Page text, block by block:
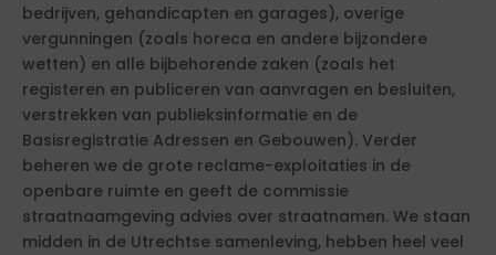
bedrijven, gehandicapten en garages), overige
vergunningen (zoals horeca en andere bijzondere
wetten) en alle bijbehorende zaken (zoals het
registeren en publiceren van aanvragen en besluiten,
verstrekken van publieksinformatie en de
Basisregistratie Adressen en Gebouwen). Verder
beheren we de grote reclame-exploitaties in de
openbare ruimte en geeft de commissie
straatnaamgeving advies over straatnamen. We staan
midden in de Utrechtse samenleving, hebben heel veel